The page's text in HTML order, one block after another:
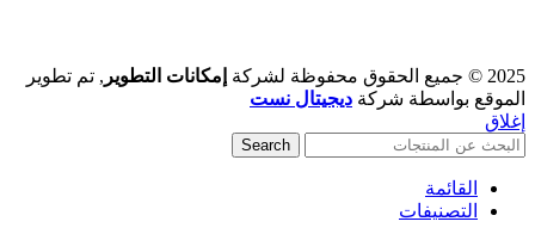
2025 © جميع الحقوق محفوظة لشركة إمكانات التطوير , تم تطوير
الموقع بواسطة شركة ديجيتال نست
إغلاق
Search
القائمة
التصنيفات